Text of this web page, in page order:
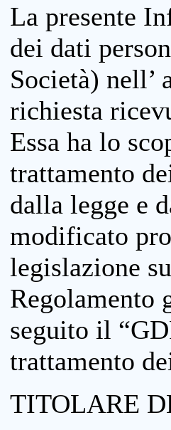
La presente
dei dati
Società)
richiesta
Essa ha lo
trattamento
dalla legge e
modificato
legislazione
Regolamento
seguito il
trattamento
TITOLARE